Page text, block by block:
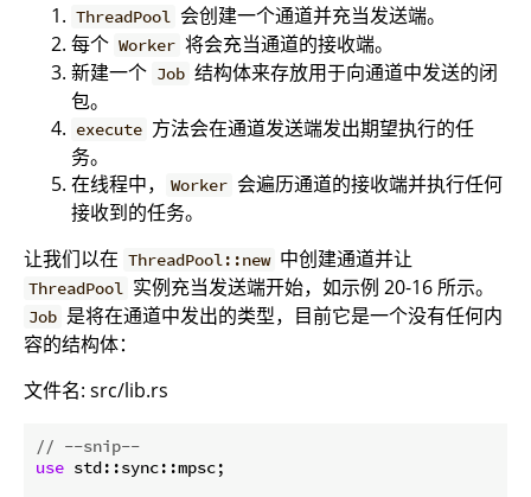
ThreadPool 会创建一个通道并充当发送端。
每个 Worker 将会充当通道的接收端。
新建一个 Job 结构体来存放用于向通道中发送的闭
包。
execute 方法会在通道发送端发出期望执行的任
务。
在线程中，
Worker 会遍历通道的接收端并执行任何
接收到的任务。
让我们以在 ThreadPool::new 中创建通道并让
ThreadPool 实例充当发送端开始，如示例 20-16 所示。
Job 是将在通道中发出的类型，目前它是一个没有任何内
容的结构体：
文件名: src/lib.rs
// --snip--
use std::sync::mpsc;